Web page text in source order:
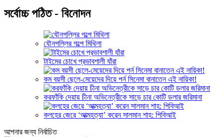
সর্বোচ্চ পঠিত - বিনোদন
যৌনপল্লির গল্পে মিথিলা
টাইমের চোখে প্রভাবশালী যাঁরা
কম বয়সী ছেলে-মেয়েদের দিয়ে পর্ন সিনেমা বানাতেন এই নায়িকা!
করফাঁকি দেয়ায় চীনা অভিনেত্রীকে সাড়ে চার কোটি ডলার জরিমানা
কলহের জেরে ‘আত্মহত্যা’ করেন সালমান শাহ: পিবিআই
আপনার জন্য নির্বাচিত